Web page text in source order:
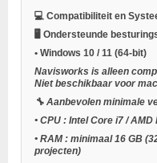
💻 Compatibiliteit en
🖥️ Ondersteunde
• Windows 10 / 11 (64-bit)
Navisworks is alleen
Niet beschikbaar voor
🔧 Aanbevolen minimale
• CPU : Intel Core i7 / AMD
• RAM : minimaal 16 GB
projecten)